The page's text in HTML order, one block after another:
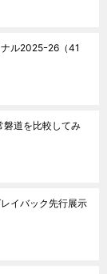
ル2025ｰ26 （41
磐道を比較してみ
イバック先行展示